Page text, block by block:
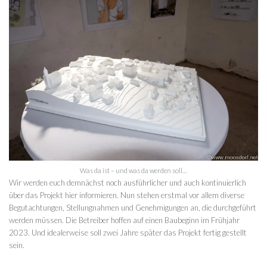
Was da ist – und was da werden soll…
Wir werden euch demnächst noch ausführlicher und auch kontinuierlich
über das Projekt hier informieren. Nun stehen erstmal vor allem diverse
Begutachtungen, Stellungnahmen und Genehmigungen an, die durchgeführt
werden müssen. Die Betreiber hoffen auf einen Baubeginn im Frühjahr
2023. Und idealerweise soll zwei Jahre später das Projekt fertig gestellt
sein.